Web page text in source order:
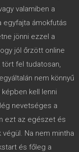
valamiben a
egyfajta ámokfutás
jönni ezzel a
jól őrzött online
fel tudatosan,
nem könnyű
kell lenni
nevetséges a
ezt az egészet és
Na nem mintha
és főleg a